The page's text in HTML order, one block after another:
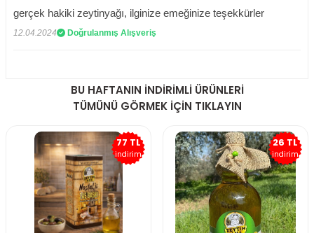
gerçek hakiki zeytinyağı, ilginize emeğinize teşekkürler
12.04.2024 Doğrulanmış Alışveriş
BU HAFTANIN İNDİRİMLİ ÜRÜNLERİ
TÜMÜNÜ GÖRMEK İÇİN TIKLAYIN
77 TL
indirim
26 TL
indirim